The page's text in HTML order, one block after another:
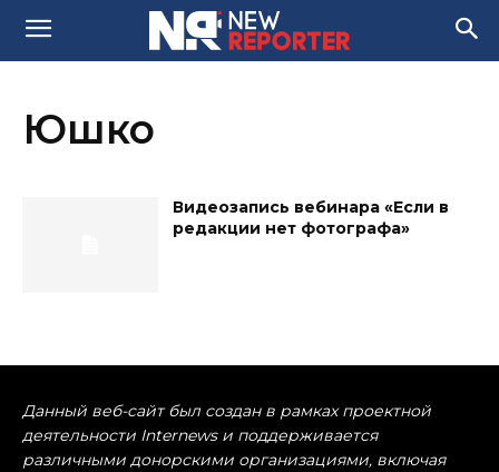
Юшко
Видеозапись вебинара «Если в
редакции нет фотографа»
Данный веб-сайт был создан в рамках проектной
деятельности Internews и поддерживается
различными донорскими организациями, включая